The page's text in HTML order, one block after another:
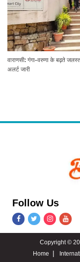
वाराणसी: गंगा-वरुणा के बढ़ते
अलर्ट जारी
Follow Us
Copyright ©
Home